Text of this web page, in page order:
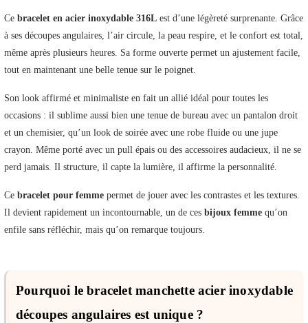
Ce bracelet en acier inoxydable 316L est d’une légèreté surprenante. Grâce
à ses découpes angulaires, l’air circule, la peau respire, et le confort est total,
même après plusieurs heures. Sa forme ouverte permet un ajustement facile,
tout en maintenant une belle tenue sur le poignet.
Son look affirmé et minimaliste en fait un allié idéal pour toutes les
occasions : il sublime aussi bien une tenue de bureau avec un pantalon droit
et un chemisier, qu’un look de soirée avec une robe fluide ou une jupe
crayon. Même porté avec un pull épais ou des accessoires audacieux, il ne se
perd jamais. Il structure, il capte la lumière, il affirme la personnalité.
Ce bracelet pour femme permet de jouer avec les contrastes et les textures.
Il devient rapidement un incontournable, un de ces bijoux femme qu’on
enfile sans réfléchir, mais qu’on remarque toujours.
Pourquoi le bracelet manchette acier inoxydable
découpes angulaires est unique ?